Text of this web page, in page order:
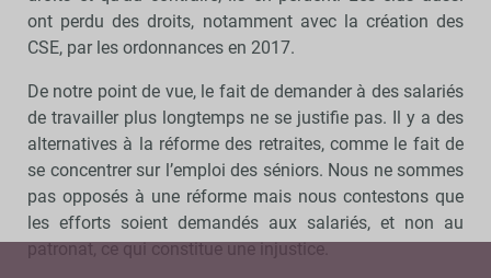
ont perdu des droits, notamment avec la création des
CSE, par les ordonnances en 2017.
De notre point de vue, le fait de demander à des salariés
de travailler plus longtemps ne se justifie pas. Il y a des
alternatives à la réforme des retraites, comme le fait de
se concentrer sur l’emploi des séniors. Nous ne sommes
pas opposés à une réforme mais nous contestons que
les efforts soient demandés aux salariés, et non au
patronat, ce qui constitue une injustice.